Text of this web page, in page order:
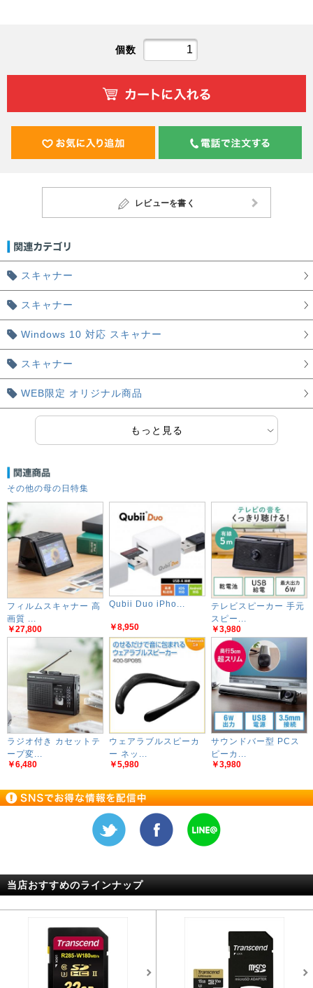
個数
レビューを書く
スキャナー
スキャナー
Windows 10 対応 スキャナー
スキャナー
WEB限定 オリジナル商品
もっと見る
その他の母の日特集
フィルムスキャナー 高
画質 ...
￥27,800
Qubii Duo iPho...
￥8,950
テレビスピーカー 手元
スピー...
￥3,980
ラジオ付き カセットテ
ープ変...
￥6,480
ウェアラブルスピーカ
ー ネッ...
￥5,980
サウンドバー型 PCス
ピーカ...
￥3,980
当店おすすめのラインナップ